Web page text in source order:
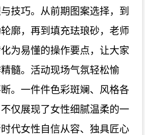
技巧。从前期图案选择，到
廓，再到填充珐琅砂，老师
为易懂的操作要点，让大家
髓。活动现场气氛轻松愉
。一件件色彩斑斓、风格各
仅展现了女性细腻温柔的一
代女性自信从容、独具匠心